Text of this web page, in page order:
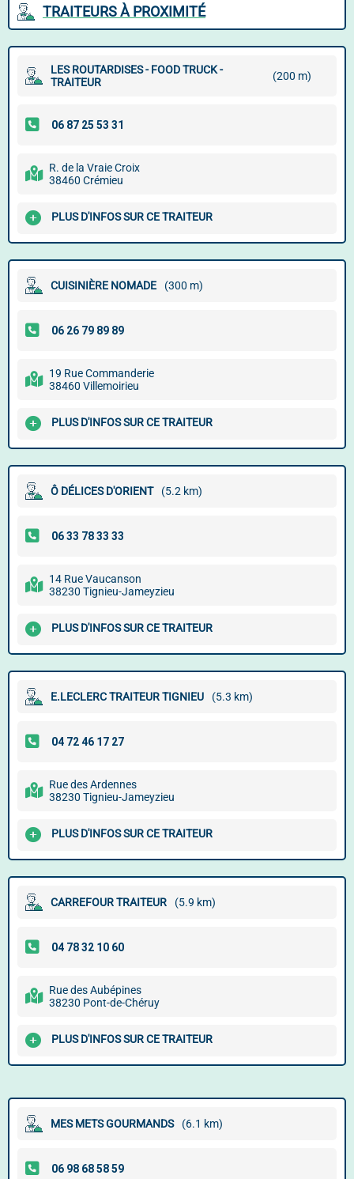
TRAITEURS À PROXIMITÉ
LES ROUTARDISES - FOOD TRUCK -
TRAITEUR
(200 m)
R. de la Vraie Croix
38460 Crémieu
PLUS D'INFOS SUR CE TRAITEUR
CUISINIÈRE NOMADE (300 m)
19 Rue Commanderie
38460 Villemoirieu
PLUS D'INFOS SUR CE TRAITEUR
Ô DÉLICES D'ORIENT (5.2 km)
14 Rue Vaucanson
38230 Tignieu-Jameyzieu
PLUS D'INFOS SUR CE TRAITEUR
E.LECLERC TRAITEUR TIGNIEU (5.3 km)
Rue des Ardennes
38230 Tignieu-Jameyzieu
PLUS D'INFOS SUR CE TRAITEUR
CARREFOUR TRAITEUR (5.9 km)
Rue des Aubépines
38230 Pont-de-Chéruy
PLUS D'INFOS SUR CE TRAITEUR
MES METS GOURMANDS (6.1 km)